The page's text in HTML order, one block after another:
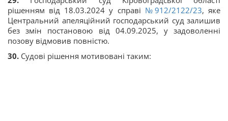
рішенням від 18.03.2024 у справі №912/2122/23, яке
Центральний апеляційний господарський суд залишив
без змін постановою від 04.09.2025, у задоволенні
позову відмовив повністю.
30. Судові рішення мотивовані таким: